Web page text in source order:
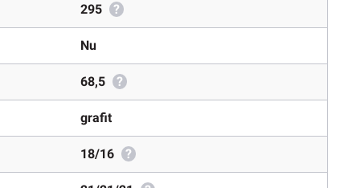
295 ?
Nu
68,5 ?
grafit
18/16 ?